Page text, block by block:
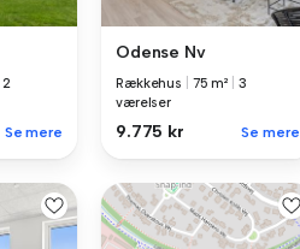
|2
Se mere
Odense Nv
Rækkehus 75 m²
3
værelser
9.775 kr Se mere